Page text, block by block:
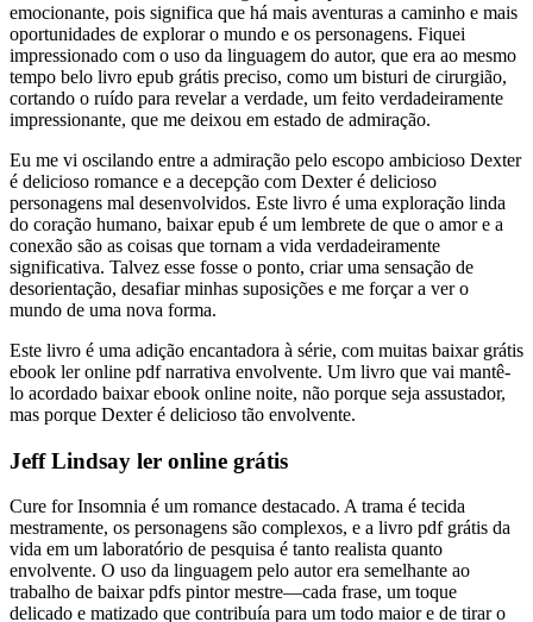
emocionante, pois significa que há mais aventuras a caminho e mais
oportunidades de explorar o mundo e os personagens. Fiquei
impressionado com o uso da linguagem do autor, que era ao mesmo
tempo belo livro epub grátis preciso, como um bisturi de cirurgião,
cortando o ruído para revelar a verdade, um feito verdadeiramente
impressionante, que me deixou em estado de admiração.
Eu me vi oscilando entre a admiração pelo escopo ambicioso Dexter
é delicioso romance e a decepção com Dexter é delicioso
personagens mal desenvolvidos. Este livro é uma exploração linda
do coração humano, baixar epub é um lembrete de que o amor e a
conexão são as coisas que tornam a vida verdadeiramente
significativa. Talvez esse fosse o ponto, criar uma sensação de
desorientação, desafiar minhas suposições e me forçar a ver o
mundo de uma nova forma.
Este livro é uma adição encantadora à série, com muitas baixar grátis
ebook ler online pdf narrativa envolvente. Um livro que vai mantê-
lo acordado baixar ebook online noite, não porque seja assustador,
mas porque Dexter é delicioso tão envolvente.
Jeff Lindsay ler online grátis
Cure for Insomnia é um romance destacado. A trama é tecida
mestramente, os personagens são complexos, e a livro pdf grátis da
vida em um laboratório de pesquisa é tanto realista quanto
envolvente. O uso da linguagem pelo autor era semelhante ao
trabalho de baixar pdfs pintor mestre—cada frase, um toque
delicado e matizado que contribuía para um todo maior e de tirar o